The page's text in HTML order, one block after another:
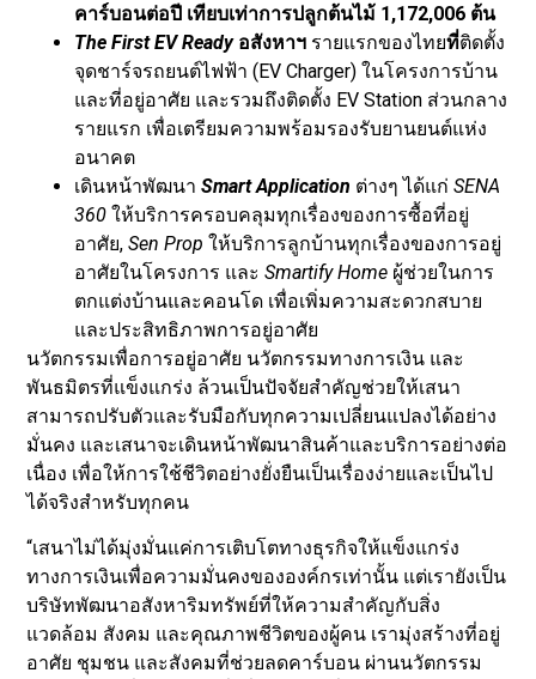
คาร์บอนต่อปี เทียบเท่าการปลูกต้นไม้ 1,172,006 ต้น
The First EV Readyอสังหาฯ รายแรกของไทยที่ติดตั้ง
จุดชาร์จรถยนต์ไฟฟ้า (EV Charger) ในโครงการบ้าน
และที่อยู่อาศัย และรวมถึงติดตั้ง EV Station ส่วนกลาง
รายแรก เพื่อเตรียมความพร้อมรองรับยานยนต์แห่ง
อนาคต
เดินหน้าพัฒนาSmart Application ต่างๆ ได้แก่SENA
360 ให้บริการครอบคลุมทุกเรื่องของการซื้อที่อยู่
อาศัย,Sen Prop ให้บริการลูกบ้านทุกเรื่องของการอยู่
อาศัยในโครงการ และSmartify Home ผู้ช่วยในการ
ตกแต่งบ้านและคอนโด เพื่อเพิ่มความสะดวกสบาย
และประสิทธิภาพการอยู่อาศัย
นวัตกรรมเพื่อการอยู่อาศัย นวัตกรรมทางการเงิน และ
พันธมิตรที่แข็งแกร่ง ล้วนเป็นปัจจัยสำคัญช่วยให้เสนา
สามารถปรับตัวและรับมือกับทุกความเปลี่ยนแปลงได้อย่าง
มั่นคง และเสนาจะเดินหน้าพัฒนาสินค้าและบริการอย่างต่อ
เนื่อง เพื่อให้การใช้ชีวิตอย่างยั่งยืนเป็นเรื่องง่ายและเป็นไป
ได้จริงสำหรับทุกคน
“เสนาไม่ได้มุ่งมั่นแค่การเติบโตทางธุรกิจให้แข็งแกร่ง
ทางการเงินเพื่อความมั่นคงขององค์กรเท่านั้น แต่เรายังเป็น
บริษัทพัฒนาอสังหาริมทรัพย์ที่ให้ความสำคัญกับสิ่ง
แวดล้อม สังคม และคุณภาพชีวิตของผู้คน เรามุ่งสร้างที่อยู่
อาศัย ชุมชน และสังคมที่ช่วยลดคาร์บอน ผ่านนวัตกรรม